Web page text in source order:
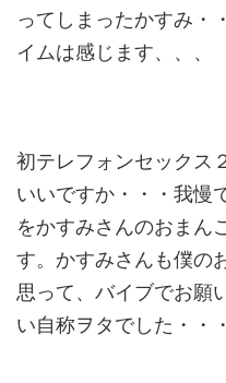
ってしまったかすみ・
イムは感じます、、、
初テレフォンセックス
いいですか・・・我慢
をかすみさんのおまん
す。かすみさんも僕の
思って、バイブでお願
い自称ヲタでした・・・